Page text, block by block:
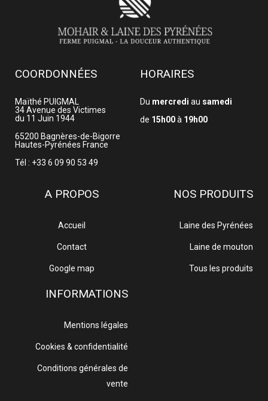
COORDONNÉES
Maïthé PUIGMAL
34 Avenue des Victimes
du 11 Juin 1944
65200 Bagnères-de-Bigorre
Hautes-Pyrénées France
Tél : +33 6 09 90 53 49
HORAIRES
Du mercredi au samedi
de 15h00à 19h00
A PROPOS
Accueil
Contact
Google map
NOS PRODUITS
Laine des Pyrénées
Laine de mouton
Tous les produits
INFORMATIONS
Mentions légales
Cookies & confidentialité
Conditions générales de
vente